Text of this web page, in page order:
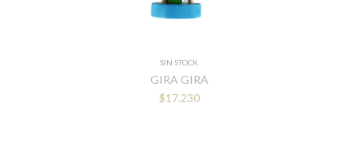
SIN STOCK
GIRA GIRA
$17.230